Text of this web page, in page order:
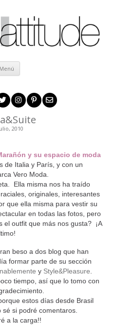
Menú Ir al contenido
2010
y su espacio de moda
de Italia y París, y con un
Vero Moda.
Ella misma nos ha traído
originales, interesantes
que ella misma para vestir su
en todas las fotos, pero
el outfit que más nos gusta? ¡A
beso a dos blog que han
formar parte de su sección
y Style&Pleasure.
tiempo, así que lo tomo con
estos días desde Brasil
si podré comentaros.
a la carga!!